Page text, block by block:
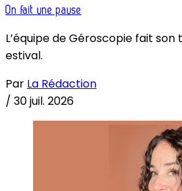
On fait une pause
L’équipe de Géroscopie fait
estival.
Par La Rédaction
/ 30 juil. 2026